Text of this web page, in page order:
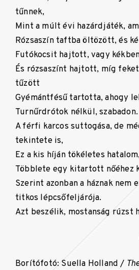
tűnnek,
Mint a múlt évi hazárdjáték,
Rózsaszín taftba öltözött, és
Futókocsit hajtott, vagy
És rózsaszínt hajtott, míg
tűzött
Gyémántfésű tartotta, ahogy
Turnűrdrótok nélkül,
A férfi karcos suttogása, de
tekintete is,
Ez a kis híján tökéletes
Többlete egy kitartott nőéhez
Szerint azonban a háznak nem
titkos lépcsőfeljárója.
Azt beszélik, mostanság rúzst
Borítófotó: Suella Holland /